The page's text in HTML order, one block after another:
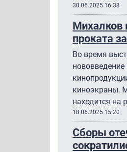
30.06.2025 16:38
Михалков
проката
Во время
киноэкраны.
находится на
18.06.2025 15:20
Сборы